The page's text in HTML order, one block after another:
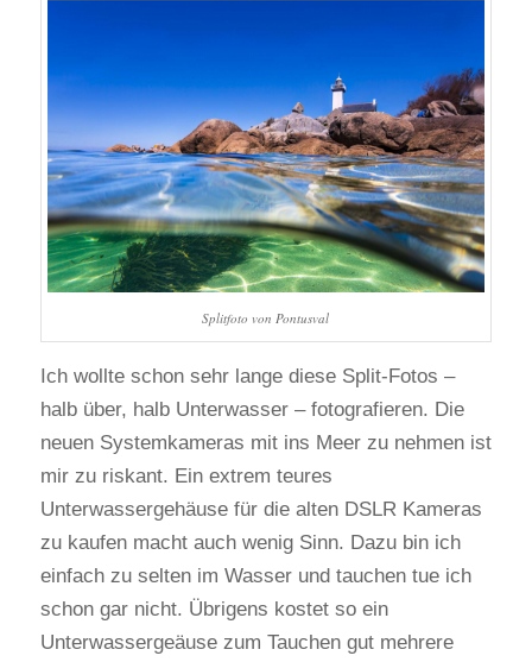
Splitfoto von Pontusval
Ich wollte schon sehr lange diese Split-Fotos –
halb über, halb Unterwasser – fotografieren. Die
neuen Systemkameras mit ins Meer zu nehmen ist
mir zu riskant. Ein extrem teures
Unterwassergehäuse für die alten DSLR Kameras
zu kaufen macht auch wenig Sinn. Dazu bin ich
einfach zu selten im Wasser und tauchen tue ich
schon gar nicht. Übrigens kostet so ein
Unterwassergeäuse zum Tauchen gut mehrere